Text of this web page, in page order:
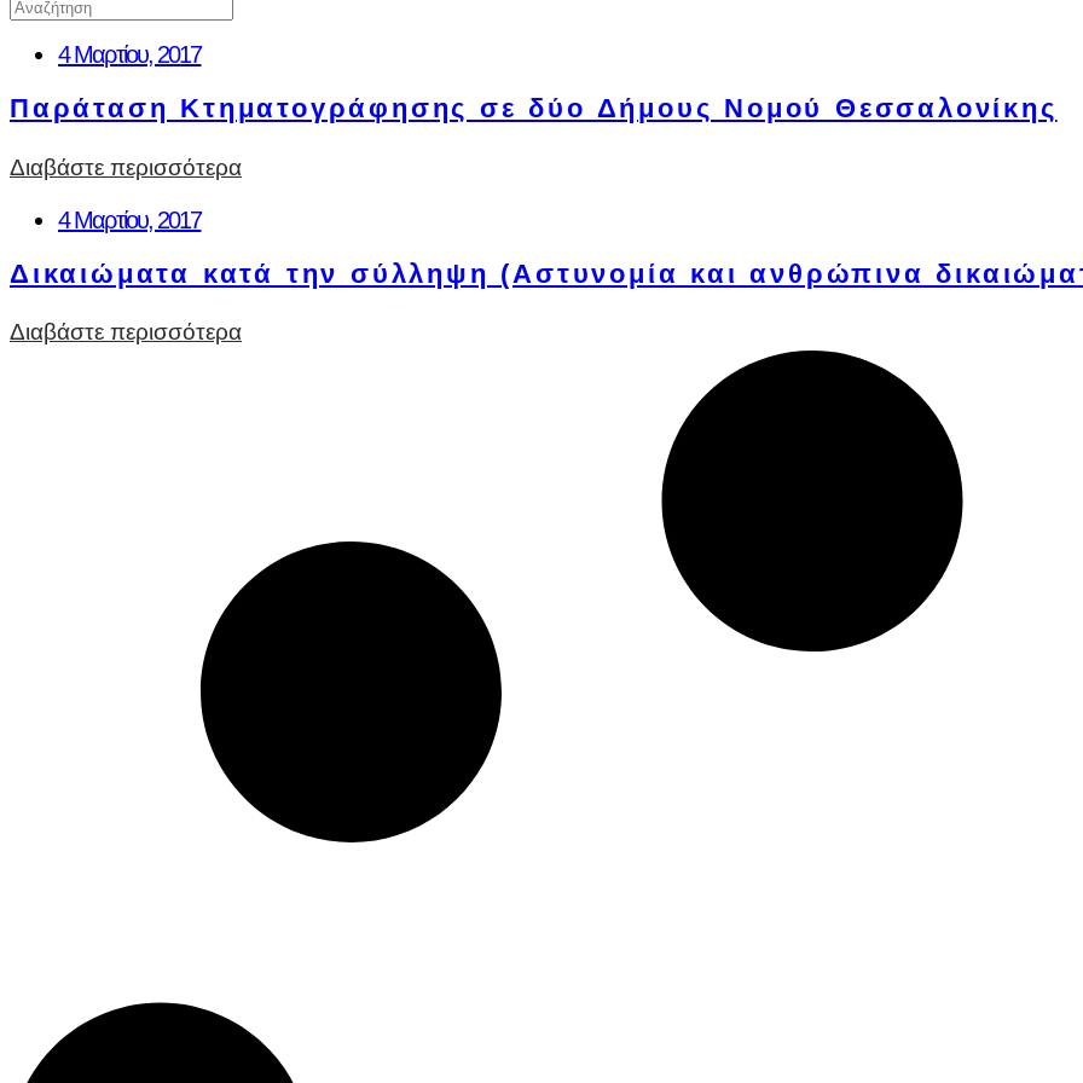
4 Μαρτίου, 2017
Παράταση Κτηματογράφησης σε δύο Δήμους Νομού Θεσσαλονίκης
Διαβάστε περισσότερα
4 Μαρτίου, 2017
Δικαιώματα κατά την σύλληψη (Αστυνομία και ανθρώπινα
Διαβάστε περισσότερα